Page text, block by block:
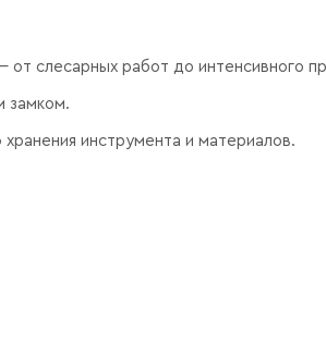
слесарных работ до интенсивного
замком.
инструмента и материалов.